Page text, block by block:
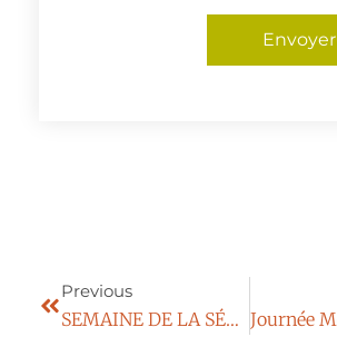
Envoyer
Previous
SEMAINE DE LA SÉCURITE DES PATIENTS 2017 – CENTRE LES FEUILLADES